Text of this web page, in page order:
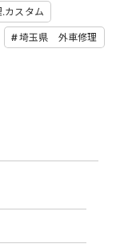
カスタム
埼玉県 外車修理